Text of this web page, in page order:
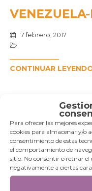
Para ofrecer las mejores
cookies para almacenar y/o
consentimiento de estas
el comportamiento de
sitio. No consentir o retirar
negativamente a ciertas
7 febrero, 2017
CONTINUAR
Categorías
Categorías